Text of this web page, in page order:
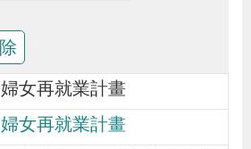
婦女再就業計畫
婦女再就業計畫